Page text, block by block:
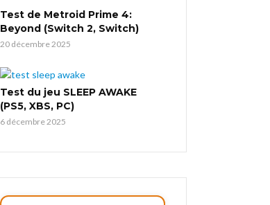
Test de Metroid Prime 4:
Beyond (Switch 2, Switch)
20 décembre 2025
Test du jeu SLEEP AWAKE
(PS5, XBS, PC)
6 décembre 2025